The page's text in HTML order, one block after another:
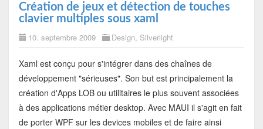
Création de jeux et détection de touches
clavier multiples sous xaml
10. septembre 2009 Design, Silverlight
Xaml est conçu pour s'intégrer dans des chaînes de
développement "sérieuses". Son but est principalement la
création d'Apps LOB ou utilitaires le plus souvent associées
à des applications métier desktop. Avec MAUI il s'agit en fait
de porter WPF sur les devices mobiles et de faire ainsi